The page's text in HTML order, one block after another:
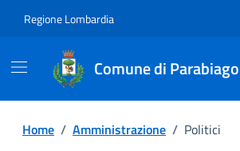
Regione Lombardia
Comune di Parabiago
Home / Amministrazione / Politici